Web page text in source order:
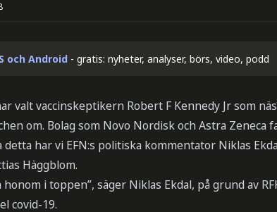
och Android - gratis: nyheter, analyser, börs, video, podd
valt vaccinskeptikern Robert F Kennedy Jr som
om. Bolag som Novo Nordisk och Astra Zeneca
har vi EFN:s politiska kommentator Niklas
Häggblom.
i toppen”, säger Niklas Ekdal, på grund av
covid-19.